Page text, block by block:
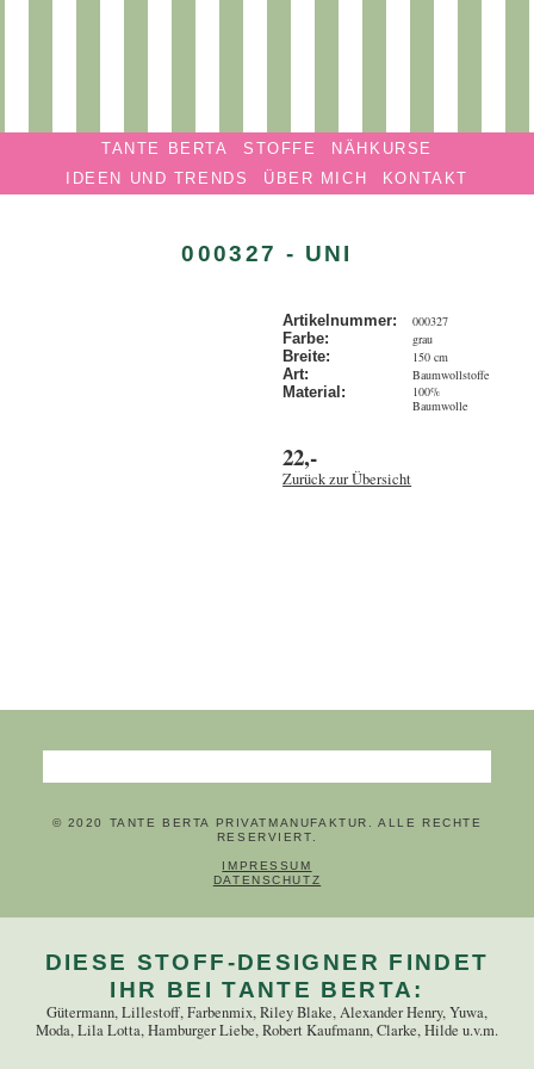
BERTA
Privatmanufaktur
Navigation überspringenTANTE BERTA STOFFE
NÄHKURSE
IDEEN UND TRENDS
ÜBER MICH KONTAKT
000327 - UNI
Artikelnummer:
000327
Farbe:
grau
Breite:
150 cm
Art:
Baumwollstoffe
Material:
100%
Baumwolle
22,-
Zurück zur Übersicht
Suchbegriffe
© 2020 TANTE BERTA PRIVATMANUFAKTUR. ALLE RECHTE
RESERVIERT.
NAVIGATION ÜBERSPRINGEN
IMPRESSUM
DATENSCHUTZ
DIESE STOFF-DESIGNER FINDET
IHR BEI TANTE BERTA:
Gütermann, Lillestoff, Farbenmix, Riley Blake, Alexander Henry, Yuwa,
Moda, Lila Lotta, Hamburger Liebe, Robert Kaufmann, Clarke, Hilde u.v.m.